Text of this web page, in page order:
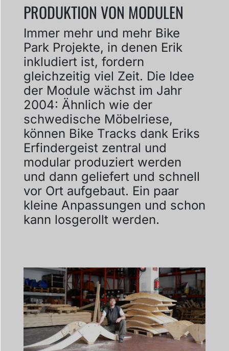
PRODUKTION VON MODULEN
Immer mehr und mehr Bike
Park Projekte, in denen Erik
inkludiert ist, fordern
gleichzeitig viel Zeit. Die Idee
der Module wächst im Jahr
2004: Ähnlich wie der
schwedische Möbelriese,
können Bike Tracks dank Eriks
Erfindergeist zentral und
modular produziert werden
und dann geliefert und schnell
vor Ort aufgebaut. Ein paar
kleine Anpassungen und schon
kann losgerollt werden.